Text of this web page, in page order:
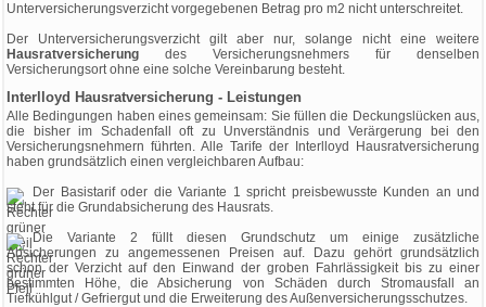
Unterversicherungsverzicht vorgegebenen Betrag pro m2 nicht unterschreitet.
Der Unterversicherungsverzicht gilt aber nur, solange nicht eine weitere
Hausratversicherung des Versicherungsnehmers für denselben
Versicherungsort ohne eine solche Vereinbarung besteht.
Interlloyd Hausratversicherung - Leistungen
Alle Bedingungen haben eines gemeinsam: Sie füllen die Deckungslücken aus,
die bisher im Schadenfall oft zu Unverständnis und Verärgerung bei den
Versicherungsnehmern führten. Alle Tarife der Interlloyd Hausratversicherung
haben grundsätzlich einen vergleichbaren Aufbau:
Der Basistarif oder die Variante 1 spricht preisbewusste Kunden an und
steht für die Grundabsicherung des Hausrats.
Die Variante 2 füllt diesen Grundschutz um einige zusätzliche
Absicherungen zu angemessenen Preisen auf. Dazu gehört grundsätzlich
schon der Verzicht auf den Einwand der groben Fahrlässigkeit bis zu einer
bestimmten Höhe, die Absicherung von Schäden durch Stromausfall an
Tiefkühlgut / Gefriergut und die Erweiterung des Außenversicherungsschutzes.